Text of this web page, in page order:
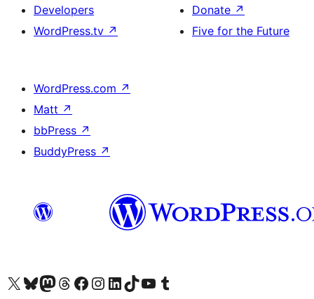
Developers
WordPress.tv ↗
Donate ↗
Five for the Future
WordPress.com ↗
Matt ↗
bbPress ↗
BuddyPress ↗
Visit our X (formerly Twitter) account
Visitez notre compte Bluesky
Visit our Mastodon account
Visitez notre compte Threads
Visit our Facebook page
Visit our Instagram account
Visit our LinkedIn account
Visitez notre compte TikTok
Visit our YouTube channel
Visitez notre compte Tumblr